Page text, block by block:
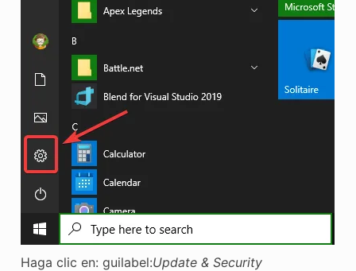
Haga clic en: guilabel:Update & Security